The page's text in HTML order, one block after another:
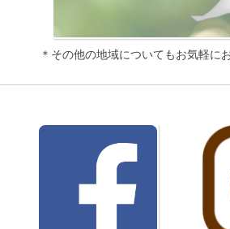
＊その他の地域についてもお気軽に